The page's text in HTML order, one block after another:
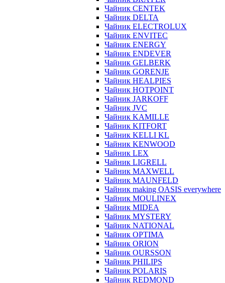
Чайник CENTEK
Чайник DELTA
Чайник ELECTROLUX
Чайник ENVITEC
Чайник ENERGY
Чайник ENDEVER
Чайник GELBERK
Чайник GORENJE
Чайник HEALPIES
Чайник HOTPOINT
Чайник JARKOFF
Чайник JVC
Чайник KAMILLE
Чайник KITFORT
Чайник KELLI KL
Чайник KENWOOD
Чайник LEX
Чайник LIGRELL
Чайник MAXWELL
Чайник MAUNFELD
Чайник making OASIS everywhere
Чайник MOULINEX
Чайник MIDEA
Чайник MYSTERY
Чайник NATIONAL
Чайник OPTIMA
Чайник ORION
Чайник OURSSON
Чайник PHILIPS
Чайник POLARIS
Чайник REDMOND